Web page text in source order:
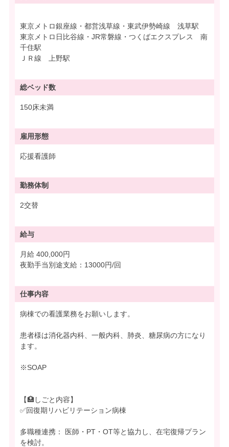
東京メトロ銀座線・都営浅草線・東武伊勢崎線 浅草駅
東京メトロ日比谷線・JR常磐線・つくばエクスプレス 南
千住駅
ＪＲ線 上野駅
総ベッド数
150床未満
雇用形態
応援看護師
勤務体制
2交替
給与
月給 400,000円
夜勤手当別途支給：13000円/回
仕事内容
病棟での看護業務をお願いします。
患者様は消化器内科、一般内科、肺炎、糖尿病の方になり
ます。
※SOAP
【🏥しごと内容】
✅回復期リハビリテーション病棟
多職種連携： 医師・PT・OT等と協力し、在宅復帰プラン
を検討。